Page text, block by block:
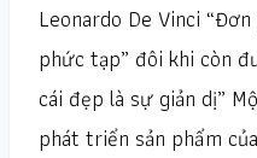
Leonardo De Vinci
phức tạp” đôi khi còn
cái đẹp là sự giản dị”
phát triển sản phẩm